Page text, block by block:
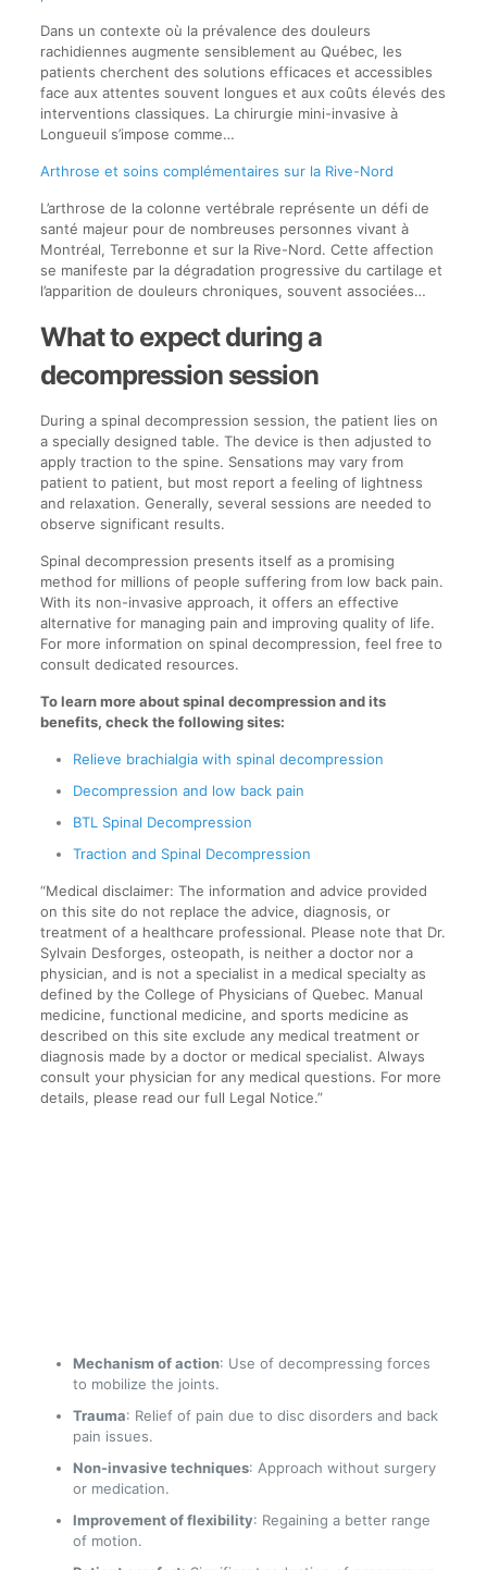
Dans un contexte où la prévalence des douleurs
rachidiennes augmente sensiblement au Québec, les
patients cherchent des solutions efficaces et accessibles
face aux attentes souvent longues et aux coûts élevés des
interventions classiques. La chirurgie mini-invasive à
Longueuil s’impose comme…
Arthrose et soins complémentaires sur la Rive-Nord
L’arthrose de la colonne vertébrale représente un défi de
santé majeur pour de nombreuses personnes vivant à
Montréal, Terrebonne et sur la Rive-Nord. Cette affection
se manifeste par la dégradation progressive du cartilage et
l’apparition de douleurs chroniques, souvent associées…
What to expect during a
decompression session
During a spinal decompression session, the patient lies on
a specially designed table. The device is then adjusted to
apply traction to the spine. Sensations may vary from
patient to patient, but most report a feeling of lightness
and relaxation. Generally, several sessions are needed to
observe significant results.
Spinal decompression presents itself as a promising
method for millions of people suffering from low back pain.
With its non-invasive approach, it offers an effective
alternative for managing pain and improving quality of life.
For more information on spinal decompression, feel free to
consult dedicated resources.
To learn more about spinal decompression and its
benefits, check the following sites:
Relieve brachialgia with spinal decompression
Decompression and low back pain
BTL Spinal Decompression
Traction and Spinal Decompression
“Medical disclaimer: The information and advice provided
on this site do not replace the advice, diagnosis, or
treatment of a healthcare professional. Please note that Dr.
Sylvain Desforges, osteopath, is neither a doctor nor a
physician, and is not a specialist in a medical specialty as
defined by the College of Physicians of Quebec. Manual
medicine, functional medicine, and sports medicine as
described on this site exclude any medical treatment or
diagnosis made by a doctor or medical specialist. Always
consult your physician for any medical questions. For more
details, please read our full Legal Notice.”
Mechanism of action: Use of decompressing forces
to mobilize the joints.
Trauma: Relief of pain due to disc disorders and back
pain issues.
Non-invasive techniques: Approach without surgery
or medication.
Improvement of flexibility: Regaining a better range
of motion.